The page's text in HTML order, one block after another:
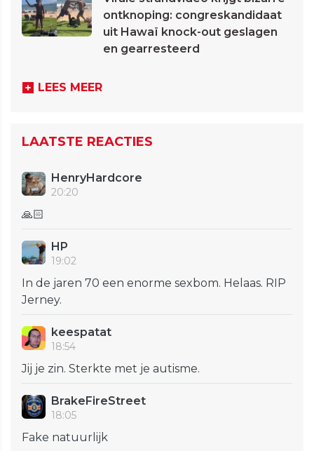
ontknoping: congreskandidaat
uit Hawaï knock-out geslagen
en gearresteerd
LEES MEER
LAATSTE REACTIES
HenryHardcore
20:20
🙏🏻
HP
19:02
In de jaren 70 een enorme sexbom. Helaas. RIP
Jerney.
keespatat
18:54
Jij je zin. Sterkte met je autisme.
BrakeFireStreet
18:05
Fake natuurlijk